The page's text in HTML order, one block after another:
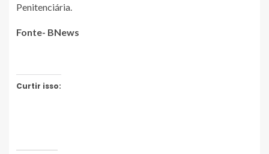
Penitenciária.
Fonte- BNews
Curtir isso: